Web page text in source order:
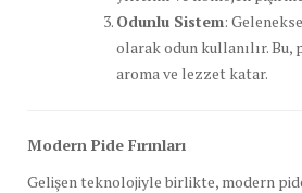
Odunlu Sistem:
olarak odun kullanılır. Bu,
aroma ve lezzet katar.
Modern Pide Fırınları
Gelişen teknolojiyle birlikte, modern